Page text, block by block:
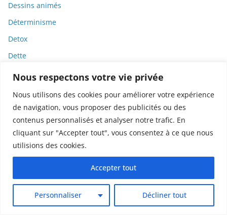
Nous respectons votre vie privée
Nous utilisons des cookies pour améliorer votre expérience
de navigation, vous proposer des publicités ou des
contenus personnalisés et analyser notre trafic. En
cliquant sur "Accepter tout", vous consentez à ce que nous
utilisions des cookies.
Personnaliser Décliner tout
Accepter tout
Dessins animés
Déterminisme
Detox
Dette
Dette immunitaire
DGCCRF
Diabète
Diagnostic
Didier Raoult
Dignité